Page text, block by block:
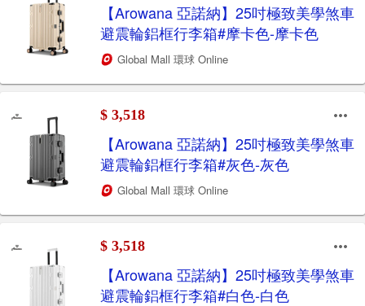
【Arowana 亞諾納】25吋極致美學煞車
避震輪鋁框行李箱#摩卡色-摩卡色
Global Mall 環球 Online
$ 3,518
【Arowana 亞諾納】25吋極致美學煞車
避震輪鋁框行李箱#灰色-灰色
Global Mall 環球 Online
$ 3,518
【Arowana 亞諾納】25吋極致美學煞車
避震輪鋁框行李箱#白色-白色